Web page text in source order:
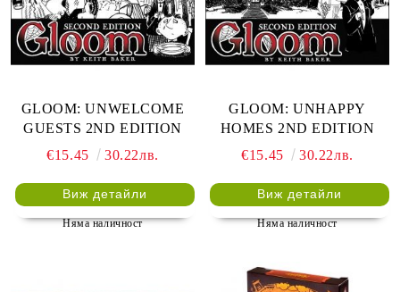
GLOOM: UNWELCOME
GUESTS 2ND EDITION
€15.45
30.22лв.
Виж детайли
Няма наличност
GLOOM: UNHAPPY
HOMES 2ND EDITION
€15.45
30.22лв.
Виж детайли
Няма наличност